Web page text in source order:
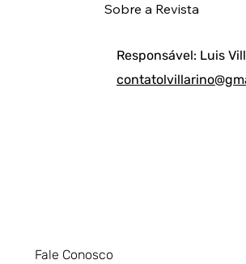
Fale Conosco
Responsável: Luis
Sobre a Revista